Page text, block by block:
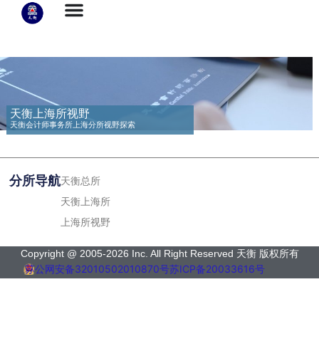
天衡上海所视野
天衡会计师事务所上海分所视野探索
分所导航天衡总所
天衡上海所
上海所视野
Copyright @ 2005-2026 Inc. All Right Reserved 天衡 版权所有
苏公网安备32010502010870号苏ICP备20033616号